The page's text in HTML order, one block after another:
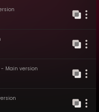
- Main version